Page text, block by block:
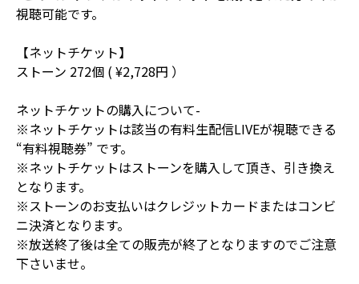
視聴可能です。
【ネットチケット】
ストーン 272個 ( ¥2,728円 ）
ネットチケットの購入について-
※ネットチケットは該当の有料生配信LIVEが視聴できる
“有料視聴券” です。
※ネットチケットはストーンを購入して頂き、引き換え
となります。
※ストーンのお支払いはクレジットカードまたはコンビ
ニ決済となります。
※放送終了後は全ての販売が終了となりますのでご注意
下さいませ。